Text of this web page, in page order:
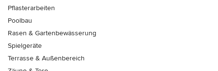
Pflasterarbeiten
Poolbau
Rasen & Gartenbewässerung
Spielgeräte
Terrasse & Außenbereich